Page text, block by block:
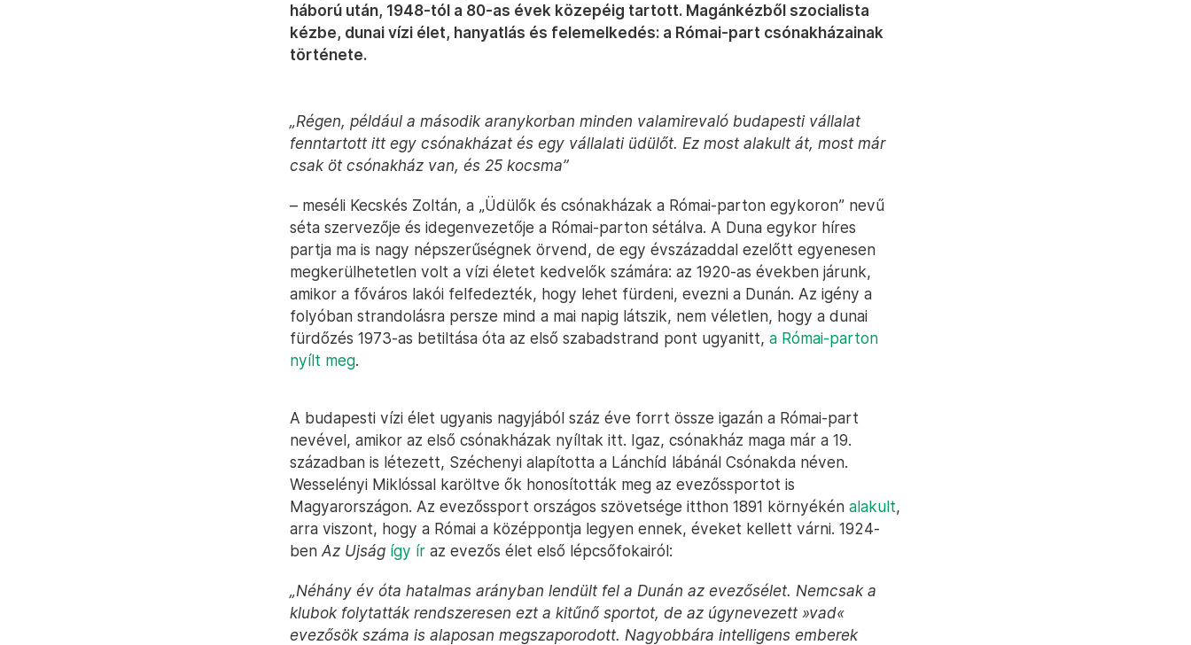
háború után, 1948-tól a 80-as évek közepéig tartott. Magánkézből szocialista
kézbe, dunai vízi élet, hanyatlás és felemelkedés: a Római-part csónakházainak
története.
„Régen, például a második aranykorban minden valamirevaló budapesti vállalat
fenntartott itt egy csónakházat és egy vállalati üdülőt. Ez most alakult át, most már
csak öt csónakház van, és 25 kocsma”
– meséli Kecskés Zoltán, a „Üdülők és csónakházak a Római-parton egykoron” nevű
séta szervezője és idegenvezetője a Római-parton sétálva. A Duna egykor híres
partja ma is nagy népszerűségnek örvend, de egy évszázaddal ezelőtt egyenesen
megkerülhetetlen volt a vízi életet kedvelők számára: az 1920-as években járunk,
amikor a főváros lakói felfedezték, hogy lehet fürdeni, evezni a Dunán. Az igény a
folyóban strandolásra persze mind a mai napig látszik, nem véletlen, hogy a dunai
fürdőzés 1973-as betiltása óta az első szabadstrand pont ugyanitt, a Római-parton
nyílt meg.
A budapesti vízi élet ugyanis nagyjából száz éve forrt össze igazán a Római-part
nevével, amikor az első csónakházak nyíltak itt. Igaz, csónakház maga már a 19.
században is létezett, Széchenyi alapította a Lánchíd lábánál Csónakda néven.
Wesselényi Miklóssal karöltve ők honosították meg az evezőssportot is
Magyarországon. Az evezőssport országos szövetsége itthon 1891 környékén alakult,
arra viszont, hogy a Római a középpontja legyen ennek, éveket kellett várni. 1924-
ben Az Ujság így ír az evezős élet első lépcsőfokairól:
„Néhány év óta hatalmas arányban lendült fel a Dunán az evezősélet. Nemcsak a
klubok folytatták rendszeresen ezt a kitűnő sportot, de az úgynevezett »vad«️
evezősök száma is alaposan megszaporodott. Nagyobbára intelligens emberek